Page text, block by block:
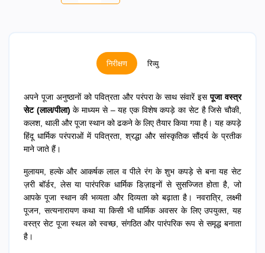
निरीक्षण रिव्यु
अपने पूजा अनुष्ठानों को पवित्रता और परंपरा के साथ संवारें इसपूजा वस्त्र
सेट (लाल/पीला) के माध्यम से – यह एक विशेष कपड़े का सेट है जिसे चौकी,
कलश, थाली और पूजा स्थान को ढकने के लिए तैयार किया गया है। यह कपड़े
हिंदू धार्मिक परंपराओं में पवित्रता, श्रद्धा और सांस्कृतिक सौंदर्य के प्रतीक
माने जाते हैं।
मुलायम, हल्के और आकर्षक लाल व पीले रंग के शुभ कपड़े से बना यह सेट
ज़री बॉर्डर, लेस या पारंपरिक धार्मिक डिज़ाइनों से सुसज्जित होता है, जो
आपके पूजा स्थान की भव्यता और दिव्यता को बढ़ाता है। नवरात्रि, लक्ष्मी
पूजन, सत्यनारायण कथा या किसी भी धार्मिक अवसर के लिए उपयुक्त, यह
वस्त्र सेट पूजा स्थल को स्वच्छ, संगठित और पारंपरिक रूप से समृद्ध बनाता
है।